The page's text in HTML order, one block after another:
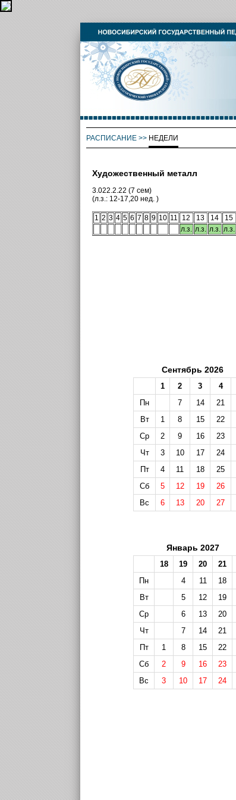
РАСПИСАНИЕ>> НЕДЕЛИ
Художественный металл
3.022.2.22 (7 сем)
(л.з.: 12-17,20 нед. )
1 2 3 4 5 6 7 8 9 10 11 12 13 14 15
л.з. л.з. л.з. л.з.
Сентябрь 2026
1 2 3 4
Пн
7 14 21
Вт
1 8 15 22
Ср
2 9 16 23
Чт
3 10 17
24
Пт
4 11 18
25
Сб
5 12 19
26
Вс
6 13 20 27
Январь 2027
18 19 20 21
Пн
4 11 18
Вт
5 12 19
Ср
6 13 20
Чт
7 14 21
Пт
1 8 15 22
Сб
2 9 16 23
Вс
3 10 17 24